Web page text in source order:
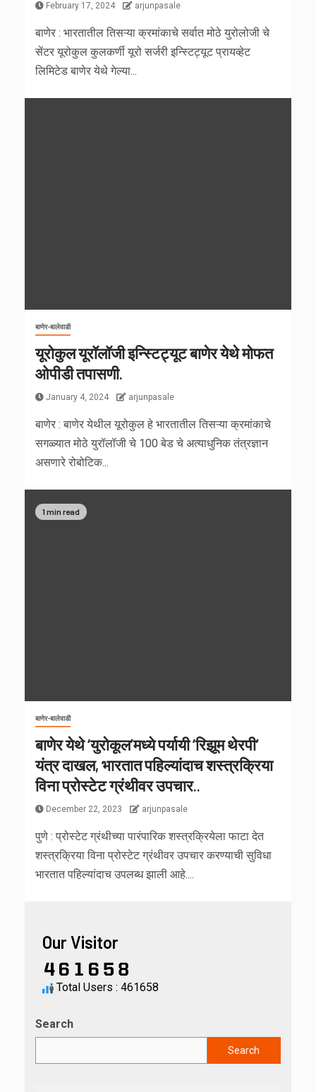
February 17, 2024 arjunpasale
बाणेर : भारतातील तिसऱ्या क्रमांकाचे सर्वात मोठे युरोलोजी चे
सेंटर यूरोकुल कुलकर्णी यूरो सर्जरी इन्स्टिट्यूट प्रायव्हेट
लिमिटेड बाणेर येथे गेल्या...
बाणेर-बालेवाडी
यूरोकुल यूरॉलॉजी इन्स्टिट्यूट बाणेर येथे मोफत
ओपीडी तपासणी.
January 4, 2024 arjunpasale
बाणेर : बाणेर येथील यूरोकुल हे भारतातील तिसऱ्या क्रमांकाचे
सगळ्यात मोठे युरॉलॉजी चे 100 बेड चे अत्याधुनिक तंत्रज्ञान
असणारे रोबोटिक...
1 min read
बाणेर-बालेवाडी
बाणेर येथे ‘युरोकूल’मध्ये पर्यायी ‘रिझूम थेरपी’
यंत्र दाखल, भारतात पहिल्यांदाच शस्त्रक्रिया
विना प्रोस्टेट ग्रंथीवर उपचार..
December 22, 2023 arjunpasale
पुणे : प्रोस्टेट ग्रंथीच्या पारंपारिक शस्त्रक्रियेला फाटा देत
शस्त्रक्रिया विना प्रोस्टेट ग्रंथीवर उपचार करण्याची सुविधा
भारतात पहिल्यांदाच उपलब्ध झाली आहे....
Our Visitor
Total Users : 461658
Search
Search